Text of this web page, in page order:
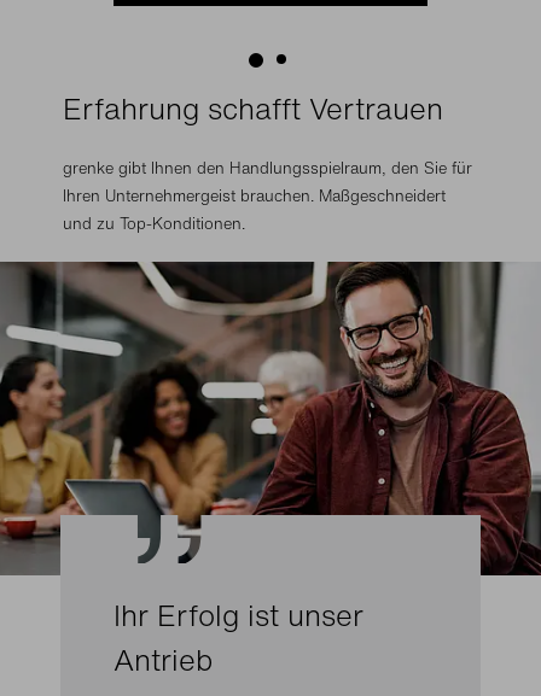
Erfahrung schafft Vertrauen
grenke gibt Ihnen den Handlungsspielraum, den Sie für
Ihren Unternehmergeist brauchen. Maßgeschneidert
und zu Top-Konditionen.
Ihr Erfolg ist unser
Antrieb